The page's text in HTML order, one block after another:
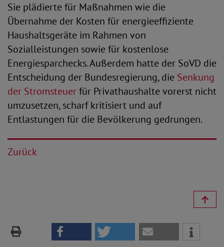
Sie plädierte für Maßnahmen wie die
Übernahme der Kosten für energieeffiziente
Haushaltsgeräte im Rahmen von
Sozialleistungen sowie für kostenlose
Energiesparchecks. Außerdem hatte der SoVD die
Entscheidung der Bundesregierung, die Senkung
der Stromsteuerfür Privathaushalte vorerst nicht
umzusetzen, scharf kritisiert und auf
Entlastungen für die Bevölkerung gedrungen.
Zurück